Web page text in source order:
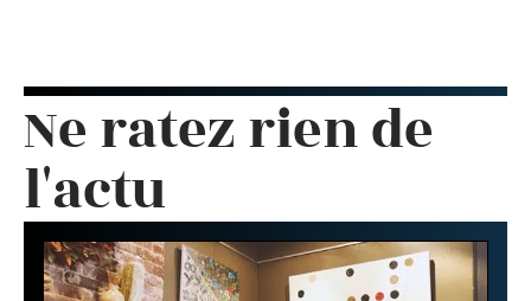
Ne ratez rien de
l'actu